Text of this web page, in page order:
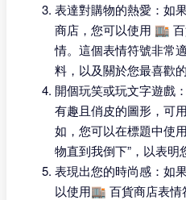
表達對購物的熱愛：如
商店，您可以使用 🏬
情。這個表情符號非常
料，以及關於您最喜歡
開個玩笑或玩文字遊戲
有趣且俏皮的圖形，可
如，您可以在標題中使
物直到我倒下”，以表明
表現出您的時尚感：如
以使用🏬 百貨商店表